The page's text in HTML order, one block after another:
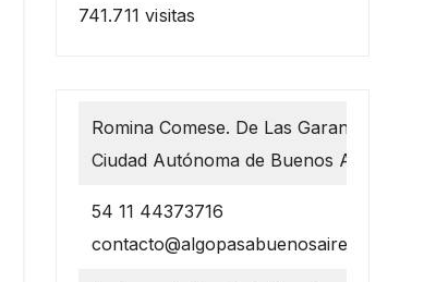
741.711 visitas
Romina Comese. De Las Garantías 1218
Ciudad Autónoma de Buenos Aires
54 11 44373716
contacto@algopasabuenosaires.com.ar